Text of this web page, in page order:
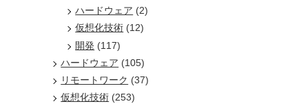
ハードウェア (2)
仮想化技術 (12)
開発 (117)
ハードウェア (105)
リモートワーク (37)
仮想化技術 (253)